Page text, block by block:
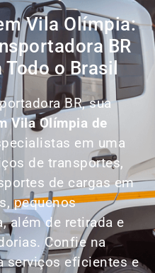
Vila Olímpia:
BR
Todo o Brasil
BR, sua
Vila Olímpia de
em uma
de transportes,
de cargas em
pequenos
, além de retirada e
Confie na
serviços eficientes e